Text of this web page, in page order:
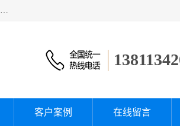
经销美国道康宁（DOW CORNING）硅胶；通用/东芝（GE/Toshiba）3M胶粘剂；乐泰（Loctite)；磨利可（Molykote) ；日本小西（KONISHI）硅胶；施敏打硬,硅胶；信越 产品；关东化成防潮披腹胶 ；三键；索尼；韩国Diabond，等各种电子电机电器进口硅胶产品、硅脂、硅油，经销美国道康宁（DOW CORNING）硅胶等
客户案例 在线留言